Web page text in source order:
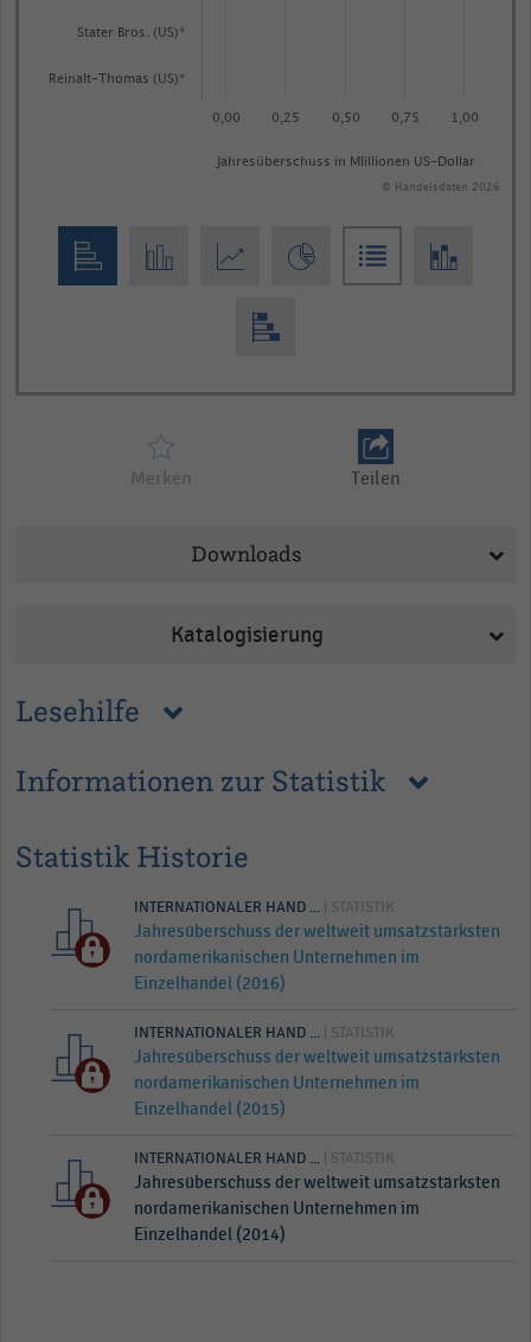
Lesehilfe
Informationen zur Statistik
Jahresüberschuss in MIillionen US-Dollar
Stater Bros. (US)*
Reinalt-Thomas (US)*
0,00 0,25 0,50 0,75 1,00
© Handelsdaten 2026
interactive
Merken Teilen
Downloads
Katalogisierung
Statistik Historie
INTERNATIONALER HAND ... | STATISTIK
Jahresüberschuss der weltweit umsatzstärksten
nordamerikanischen Unternehmen im
Einzelhandel (2016)
INTERNATIONALER HAND ... | STATISTIK
Jahresüberschuss der weltweit umsatzstärksten
nordamerikanischen Unternehmen im
Einzelhandel (2015)
INTERNATIONALER HAND ... | STATISTIK
Jahresüberschuss der weltweit umsatzstärksten
nordamerikanischen Unternehmen im
Einzelhandel (2014)